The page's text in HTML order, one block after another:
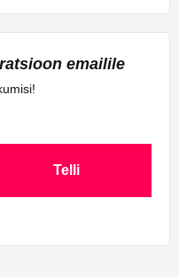
emailile
Telli